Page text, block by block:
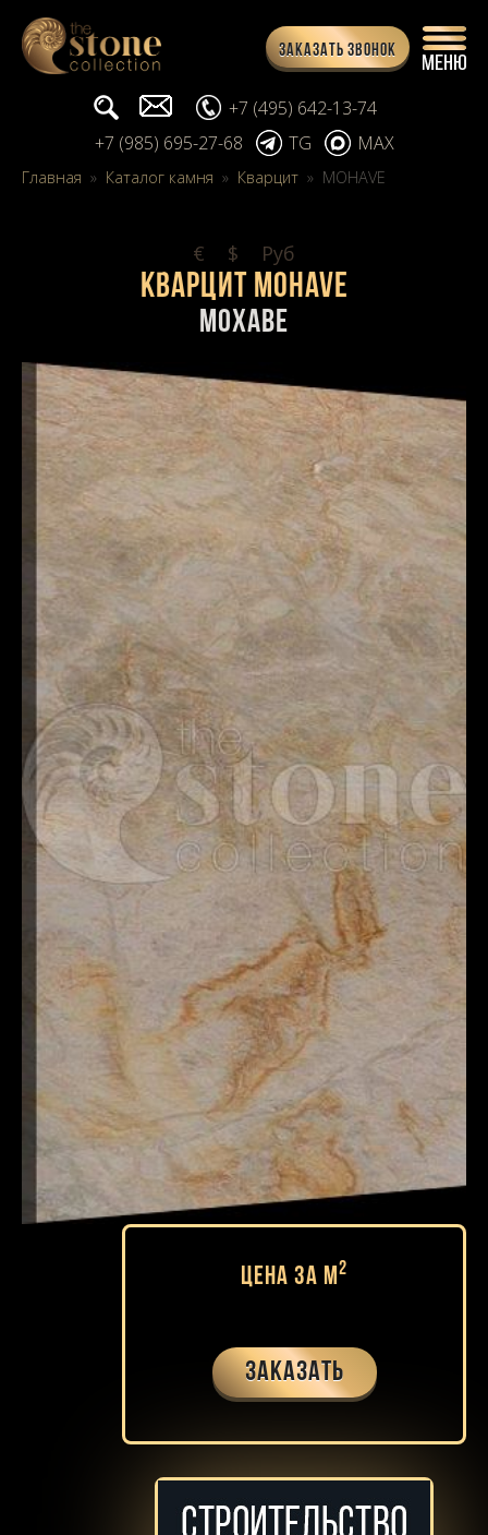
Заказать звонок
Поиск... info@stone-collection.ru
+7 (495) 642-13-74
+7 (985) 695-27-68
TG MAX
Главная » Каталог камня » Кварцит » MOHAVE
€ $ Pуб
Кварцит MOHAVE
Мохаве
Цена за м 2
Заказать